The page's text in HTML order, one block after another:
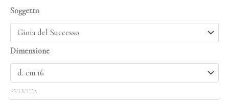
Soggetto
Dimensione
SVUOTA